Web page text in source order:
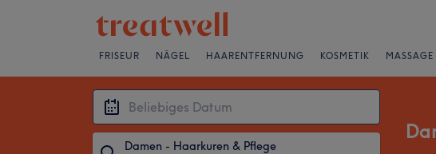
FRISEUR NÄGEL HAARENTFERNUNG KOSMETIK MASSAGE
Damen - Haarkuren & Pflege